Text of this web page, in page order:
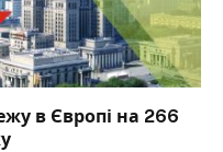
в Європі на 266